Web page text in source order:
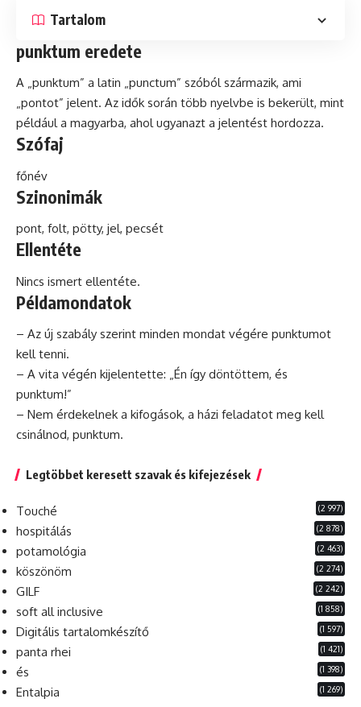
Tartalom
punktum eredete
A „punktum” a latin „punctum” szóból származik, ami
„pontot” jelent. Az idők során több nyelvbe is bekerült, mint
például a magyarba, ahol ugyanazt a jelentést hordozza.
Szófaj
főnév
Szinonimák
pont, folt, pötty, jel, pecsét
Ellentéte
Nincs ismert ellentéte.
Példamondatok
– Az új szabály szerint minden mondat végére punktumot
kell tenni.
– A vita végén kijelentette: „Én így döntöttem, és
punktum!”
– Nem érdekelnek a kifogások, a házi feladatot meg kell
csinálnod, punktum.
Legtöbbet keresett szavak és kifejezések
Touché (2 997)
hospitálás (2 878)
potamológia (2 463)
köszönöm (2 274)
GILF (2 242)
soft all inclusive (1 858)
Digitális tartalomkészítő (1 597)
panta rhei (1 421)
és (1 398)
Entalpia (1 269)